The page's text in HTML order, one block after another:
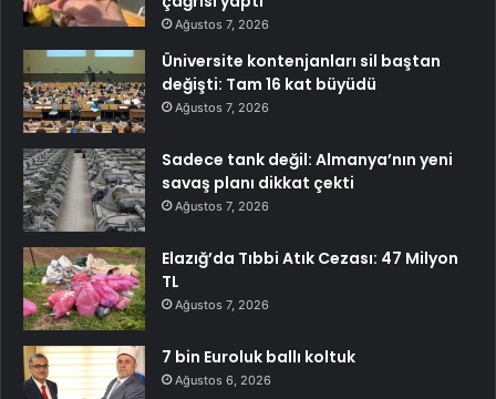
Ağustos 7, 2026
Üniversite kontenjanları sil baştan
değişti: Tam 16 kat büyüdü
Ağustos 7, 2026
Sadece tank değil: Almanya’nın yeni
savaş planı dikkat çekti
Ağustos 7, 2026
Elazığ’da Tıbbi Atık Cezası: 47 Milyon
TL
Ağustos 7, 2026
7 bin Euroluk ballı koltuk
Ağustos 6, 2026